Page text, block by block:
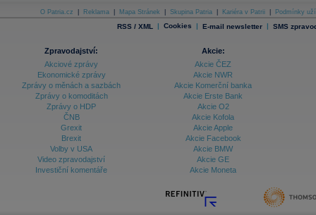
O Patria.cz Reklama Mapa Stránek Skupina Patria Kariéra v Patrii Podmínky
RSS / XML | Cookies | E-mail newsletter | SMS
Zpravodajství:
Akciové zprávy
Ekonomické zprávy
Zprávy o měnách a sazbách
Zprávy o komoditách
Zprávy o HDP
ČNB
Grexit
Brexit
Volby v USA
Video zpravodajství
Investiční komentáře
Akcie:
Akcie ČEZ
Akcie NWR
Akcie Komerční banka
Akcie Erste Bank
Akcie O2
Akcie Kofola
Akcie Apple
Akcie Facebook
Akcie BMW
Akcie GE
Akcie Moneta